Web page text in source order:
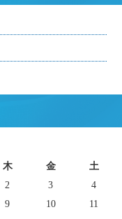
木 金
土
2 3
4
9 10
11